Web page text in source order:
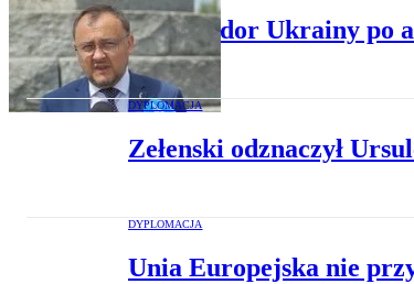
Ambasador Ukrainy po
DYPLOMACJA
Zełenski odznaczył
DYPLOMACJA
Unia Europejska nie